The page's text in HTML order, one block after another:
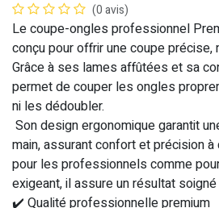
(0 avis)
Le coupe-ongles professionnel
conçu pour offrir une coupe précise,
Grâce à ses lames affûtées et sa
permet de couper les ongles
ni les dédoubler.
Son design ergonomique garantit
main, assurant confort et précision
pour les professionnels comme
exigeant, il assure un résultat soigné
✔️ Qualité professionnelle premium